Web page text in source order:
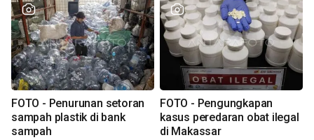
FOTO - Penurunan setoran
sampah plastik di bank
sampah
FOTO - Pengungkapan
kasus peredaran obat ilegal
di Makassar